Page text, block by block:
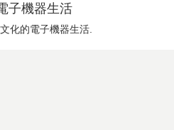
子機器生活
化的電子機器生活.